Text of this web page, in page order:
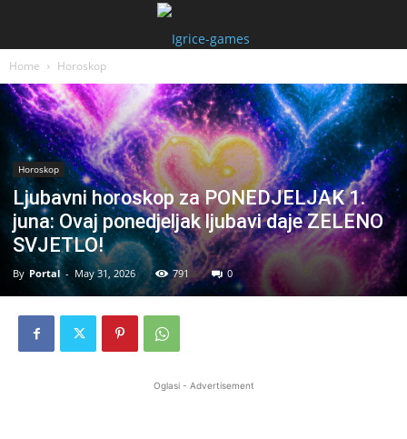
Home Horoskop
Horoskop
Ljubavni horoskop za PONEDJELJAK 1.
juna: Ovaj ponedjeljak ljubavi daje ZELENO
SVJETLO!
By Portal - May 31, 2026 791 0
Oglasi - Advertisement